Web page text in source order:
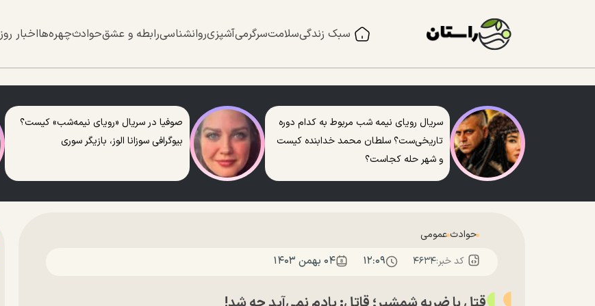
سبک زندگیسلامتسرگرمیآشپزیروانشناسیرابطه و عشقحوادثچهره‌هااخبار روز
سریال رویای نیمه شب مربوط به کدام دوره
تاریخی‌ست؟ سلطان محمد خدابنده کیست
و شهر حله کجاست؟
صوفیا در سریال «رویای نیمه‌شب» کیست؟
بیوگرافی سوزانا الوز، بازیگر سوری
حوادث عمومی
کد خبر:۴۶۳۴ ۱۲:۰۹ ۰۴ بهمن ۱۴۰۳